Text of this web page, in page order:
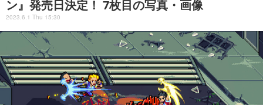
ン』発売日決定！ 7枚目の写真・画像
2023.6.1 Thu 15:30